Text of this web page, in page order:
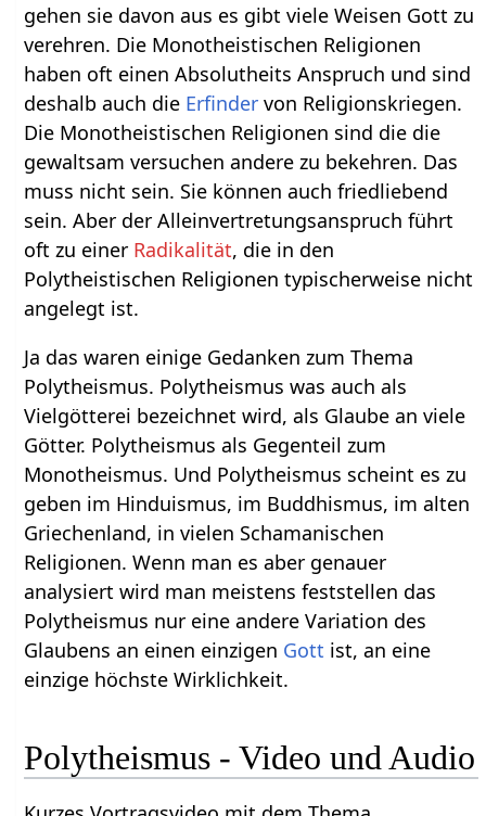
gehen sie davon aus es gibt viele Weisen Gott zu
verehren. Die Monotheistischen Religionen
haben oft einen Absolutheits Anspruch und sind
deshalb auch die Erfinder von Religionskriegen.
Die Monotheistischen Religionen sind die die
gewaltsam versuchen andere zu bekehren. Das
muss nicht sein. Sie können auch friedliebend
sein. Aber der Alleinvertretungsanspruch führt
oft zu einer Radikalität, die in den
Polytheistischen Religionen typischerweise nicht
angelegt ist.
Ja das waren einige Gedanken zum Thema
Polytheismus. Polytheismus was auch als
Vielgötterei bezeichnet wird, als Glaube an viele
Götter. Polytheismus als Gegenteil zum
Monotheismus. Und Polytheismus scheint es zu
geben im Hinduismus, im Buddhismus, im alten
Griechenland, in vielen Schamanischen
Religionen. Wenn man es aber genauer
analysiert wird man meistens feststellen das
Polytheismus nur eine andere Variation des
Glaubens an einen einzigen Gott ist, an eine
einzige höchste Wirklichkeit.
Polytheismus‏‎ - Video und Audio